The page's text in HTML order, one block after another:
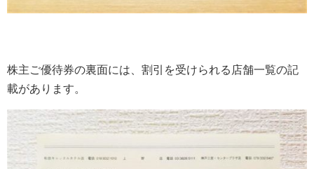
株主ご優待券の裏面には、割引を受けられる店舗一覧の記
載があります。